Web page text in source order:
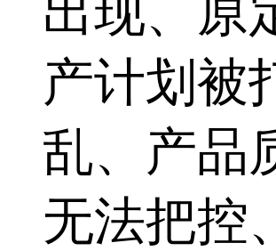
出现、原
产计划被
乱、产品
无法把控